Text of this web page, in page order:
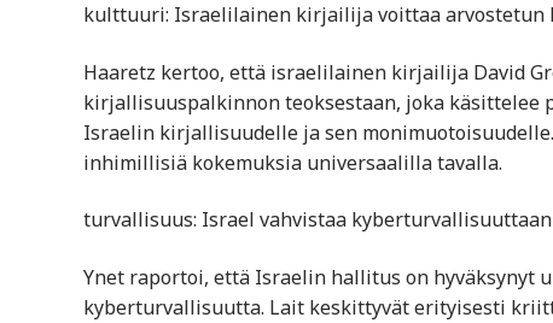
kulttuuri: Israelilainen kirjailija voittaa
Haaretz kertoo, että israelilainen kirjailija David
kirjallisuuspalkinnon teoksestaan, joka
Israelin kirjallisuudelle ja sen
inhimillisiä kokemuksia universaalilla tavalla.
turvallisuus: Israel vahvistaa
Ynet raportoi, että Israelin hallitus on hyväksynyt
kyberturvallisuutta. Lait keskittyvät erityisesti